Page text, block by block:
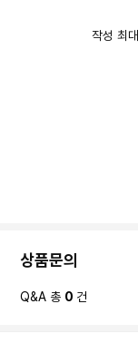
작성 최대
상품문의
Q&A 총 0 건